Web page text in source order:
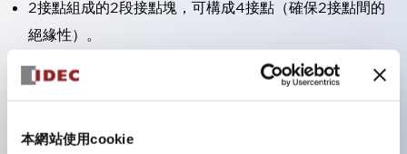
本網站使用cookie
2接點組成的2段接點塊，可構成4接點（確保2接點間的
絕緣性）。
面板深度39.9mm（※11段接點塊）、59.9mm（※22段
接點塊）。可實現省空間設計。
防護結構